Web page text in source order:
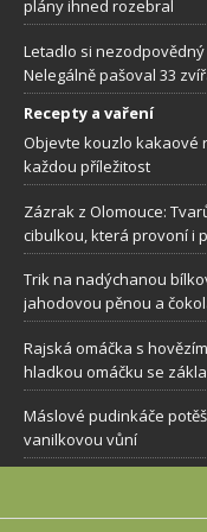
plány ihned rozebral
Letadlo si
Nelegálně pašoval 33
Recepty a vaření
Objevte kouzlo kakaové
každou příležitost
Zázrak z Olomouce:
cibulkou, která provoní i
Trik na nadýchanou
jahodovou pěnou a
Rajská omáčka s
hladkou omáčku se
Máslové pudinkáče
vanilkovou vůní